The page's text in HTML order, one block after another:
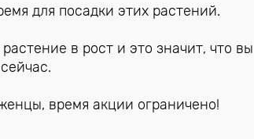
для посадки этих растений.
в рост и это значит, что вы
время акции ограничено!